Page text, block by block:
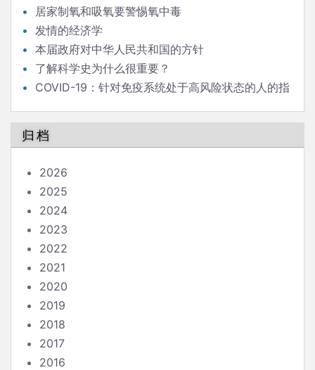
居家制氧和吸氧要警惕氧中毒
发情的经济学
本届政府对中华人民共和国的方针
了解科学史为什么很重要？
COVID-19：针对免疫系统处于高风险状态的人的指
归档
2026
2025
2024
2023
2022
2021
2020
2019
2018
2017
2016